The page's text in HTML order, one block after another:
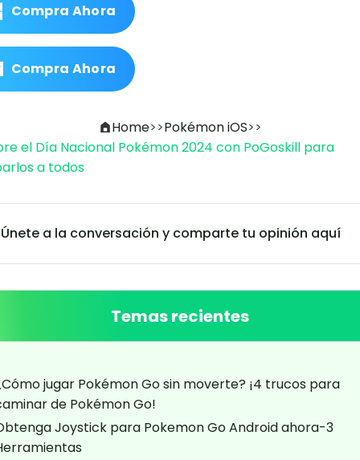
Compra Ahora
Compra Ahora
Home>>Pokémon iOS>>
el Día Nacional Pokémon 2024 con PoGoskill para
a todos
Únete a la conversación y comparte tu opinión aquí
Temas recientes
jugar Pokémon Go sin moverte? ¡4 trucos para
de Pokémon Go!
Joystick para Pokemon Go Android ahora-3